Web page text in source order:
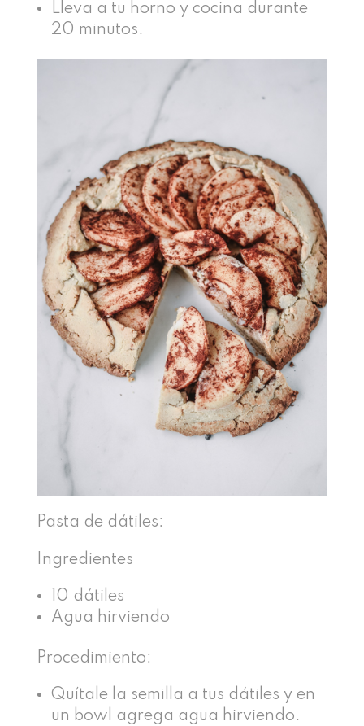
Lleva a tu horno y cocina durante
20 minutos.
Pasta de dátiles:
Ingredientes
10 dátiles
Agua hirviendo
Procedimiento:
Quítale la semilla a tus dátiles y en
un bowl agrega agua hirviendo.